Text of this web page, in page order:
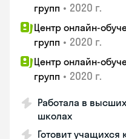
групп • 2020 г.
Центр онлайн-
групп • 2020 г.
Центр онлайн-
групп • 2020 г.
Работала в
школах
Готовит учащихся